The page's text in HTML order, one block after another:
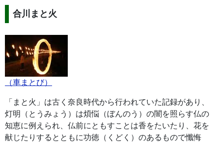
合川まと火
（車まとび）
「まと火」は古く奈良時代から行われていた記録があり、
灯明（とうみょう）は煩悩（ぼんのう）の闇を照らす仏の
知恵に例えられ、仏前にともすことは香をたいたり、花を
献じたりするとともに功徳（くどく）のあるもので懺悔